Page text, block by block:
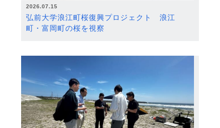
2026.07.15
弘前大学浪江町桜復興プロジェクト 浪江
町・富岡町の桜を視察